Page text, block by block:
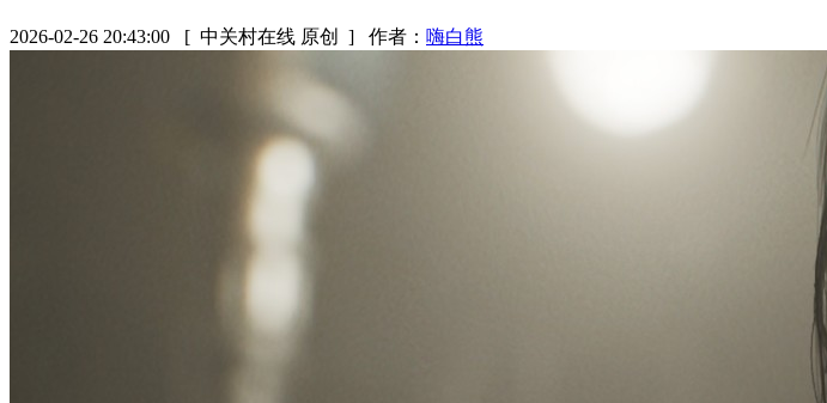
2026-02-26 20:43:00 [ 中关村在线 原创 ] 作者： 嗨白熊